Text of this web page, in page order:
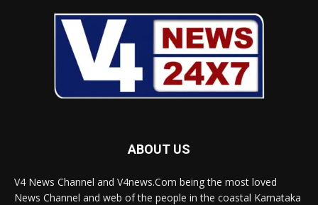
ABOUT US
V4 News Channel and V4news.Com being the most loved
News Channel and web of the people in the coastal Karnataka